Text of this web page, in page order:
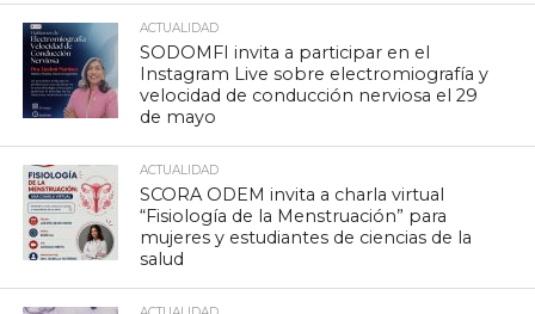
ACTUALIDAD
SODOMFI invita a participar en el
Instagram Live sobre electromiografía y
velocidad de conducción nerviosa el 29
de mayo
ACTUALIDAD
SCORA ODEM invita a charla virtual
“Fisiología de la Menstruación” para
mujeres y estudiantes de ciencias de la
salud